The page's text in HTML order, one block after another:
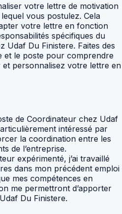
votre lettre de motivation
vous postulez. Cela
votre lettre en fonction
spécifiques du
Udaf Du Finistere. Faites des
et le poste pour comprendre
et personnalisez votre lettre en
de Coordinateur chez Udaf
intéressé par
la coordination entre les
de l’entreprise.
expérimenté, j’ai travaillé
dans mon précédent emploi
mes compétences en
me permettront d’apporter
Du Finistere.